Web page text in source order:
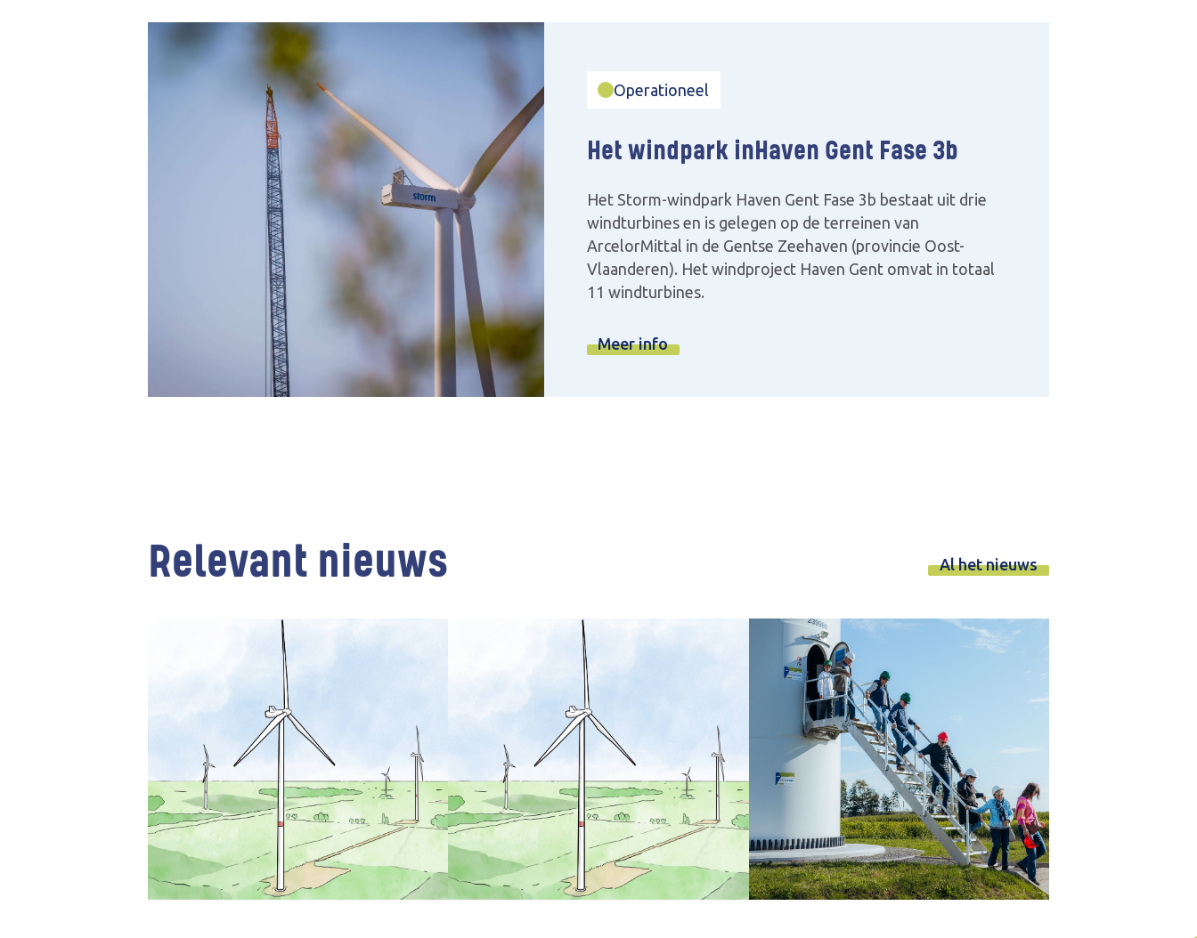
Operationeel
Het windpark inHaven Gent Fase 3b
Het Storm-windpark Haven Gent Fase 3b bestaat uit drie
windturbines en is gelegen op de terreinen van
ArcelorMittal in de Gentse Zeehaven (provincie Oost-
Vlaanderen). Het windproject Haven Gent omvat in totaal
11 windturbines. ‍
Meer info
Relevant nieuws Al het nieuws